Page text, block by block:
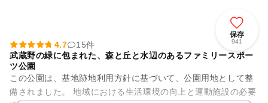
保存
941
4.7
15件
武蔵野の緑に包まれた、森と丘と水辺のあるファミリースポー
ツ公園
この公園は、基地跡地利用方針に基づいて、公園用地として整
備されました。 地域における生活環境の向上と運動施設の必要